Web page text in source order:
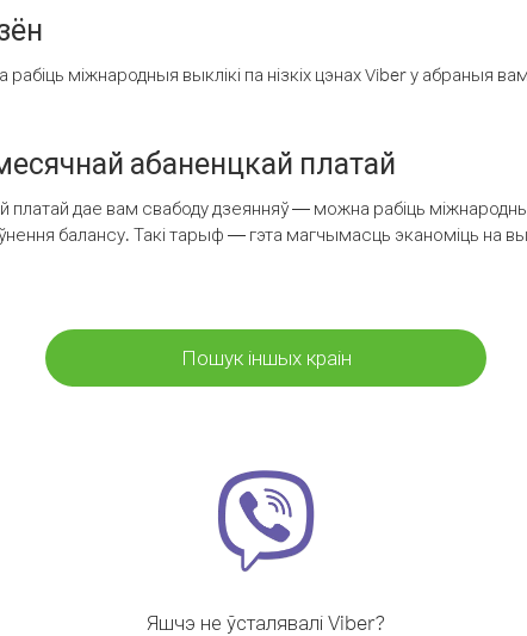
міжнародныя выклікі па нізкіх цэнах Viber у абраныя
абаненцкай платай
дае вам свабоду дзеянняў — можна рабіць
балансу. Такі тарыф — гэта магчымасць эканоміць на
Пошук іншых краін
Яшчэ не ўсталявалі Viber?